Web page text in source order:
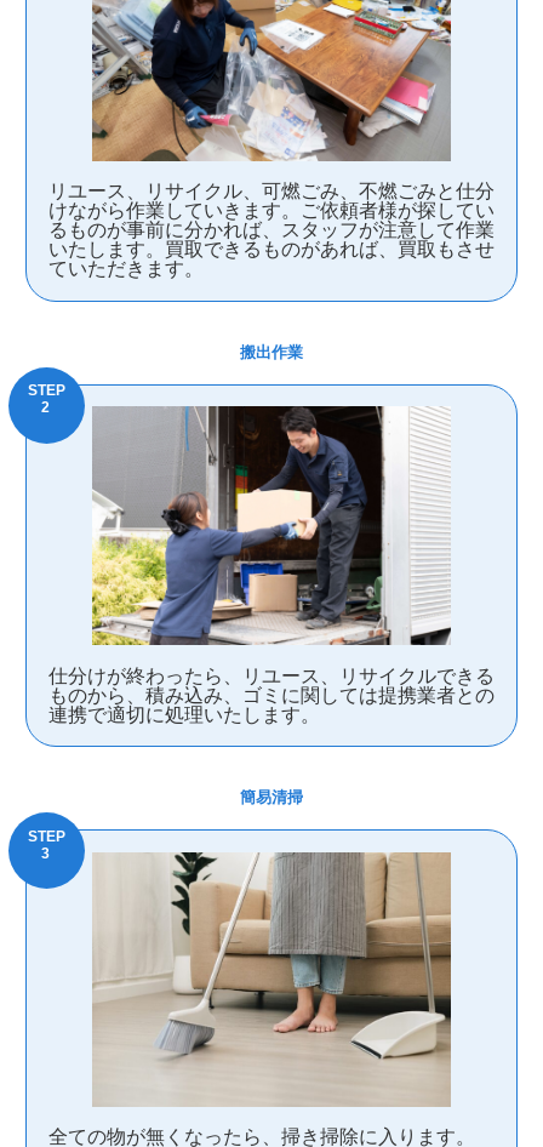
リユース、リサイクル、可燃ごみ、不燃ごみと仕分
けながら作業していきます。ご依頼者様が探してい
るものが事前に分かれば、スタッフが注意して作業
いたします。買取できるものがあれば、買取もさせ
ていただきます。
搬出作業
仕分けが終わったら、リユース、リサイクルできる
ものから、積み込み、ゴミに関しては提携業者との
連携で適切に処理いたします。
簡易清掃
全ての物が無くなったら、掃き掃除に入ります。